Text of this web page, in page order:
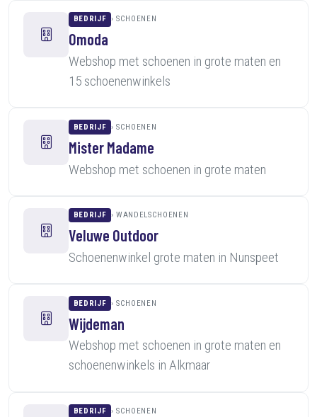
BEDRIJF SCHOENEN
Omoda
Webshop met schoenen in grote maten en
15 schoenenwinkels
BEDRIJF SCHOENEN
Mister Madame
Webshop met schoenen in grote maten
BEDRIJF WANDELSCHOENEN
Veluwe Outdoor
Schoenenwinkel grote maten in Nunspeet
BEDRIJF SCHOENEN
Wijdeman
Webshop met schoenen in grote maten en
schoenenwinkels in Alkmaar
BEDRIJF SCHOENEN